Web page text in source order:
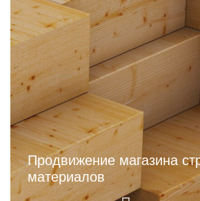
Продвижение магазина
материалов